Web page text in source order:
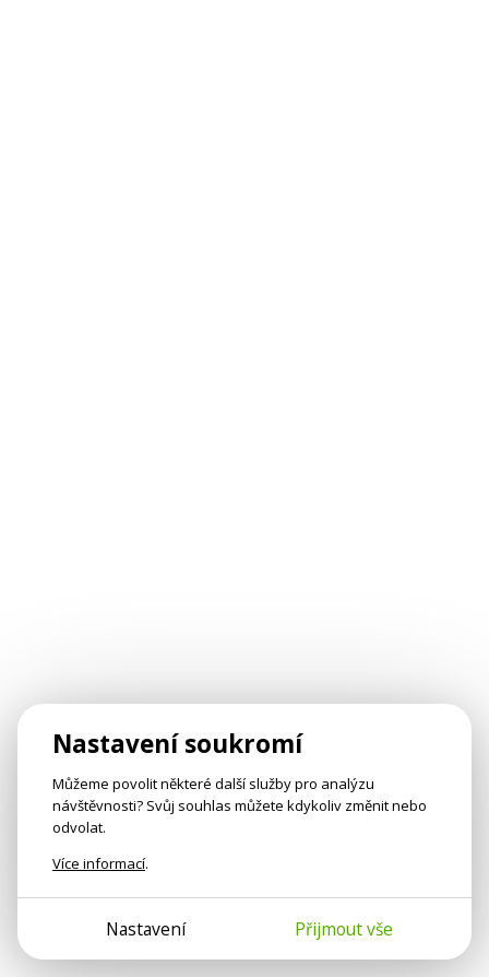
Nastavení soukromí
Můžeme povolit některé další služby pro analýzu
návštěvnosti? Svůj souhlas můžete kdykoliv změnit nebo
odvolat.
Více informací.
Nastavení Přijmout vše